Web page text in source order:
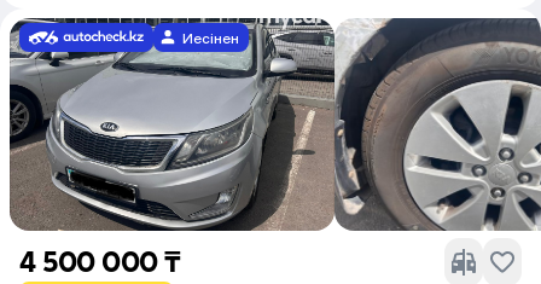
Иесінен
4 500 000 ₸